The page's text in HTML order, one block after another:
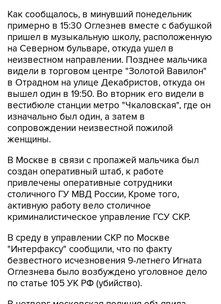
Как сообщалось, в минувший понедельник
примерно в 15:30 Оглезнев вместе с бабушкой
пришел в музыкальную школу, расположенную
на Северном бульваре, откуда ушел в
неизвестном направлении. Позднее мальчика
видели в торговом центре "Золотой Вавилон"
в Отрадном на улице Декабристов, откуда он
вышел один в 19:50. Во вторник его видели в
вестибюле станции метро "Чкаловская", где он
изначально был один, а затем в
сопровождении неизвестной пожилой
женщины.
В Москве в связи с пропажей мальчика был
создан оперативный штаб, к работе
привлечены оперативные сотрудники
столичного ГУ МВД России, Кроме того,
активную работу вело столичное
криминалистическое управление ГСУ СКР.
В среду в управлении СКР по Москве
"Интерфаксу" сообщили, что по факту
безвестного исчезновения 9-летнего Игната
Оглезнева было возбуждено уголовное дело
по статье 105 УК РФ (убийство).